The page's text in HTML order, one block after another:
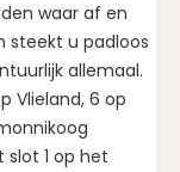
waar af en
steekt u padloos
allemaal.
Vlieland, 6 op
1 op het